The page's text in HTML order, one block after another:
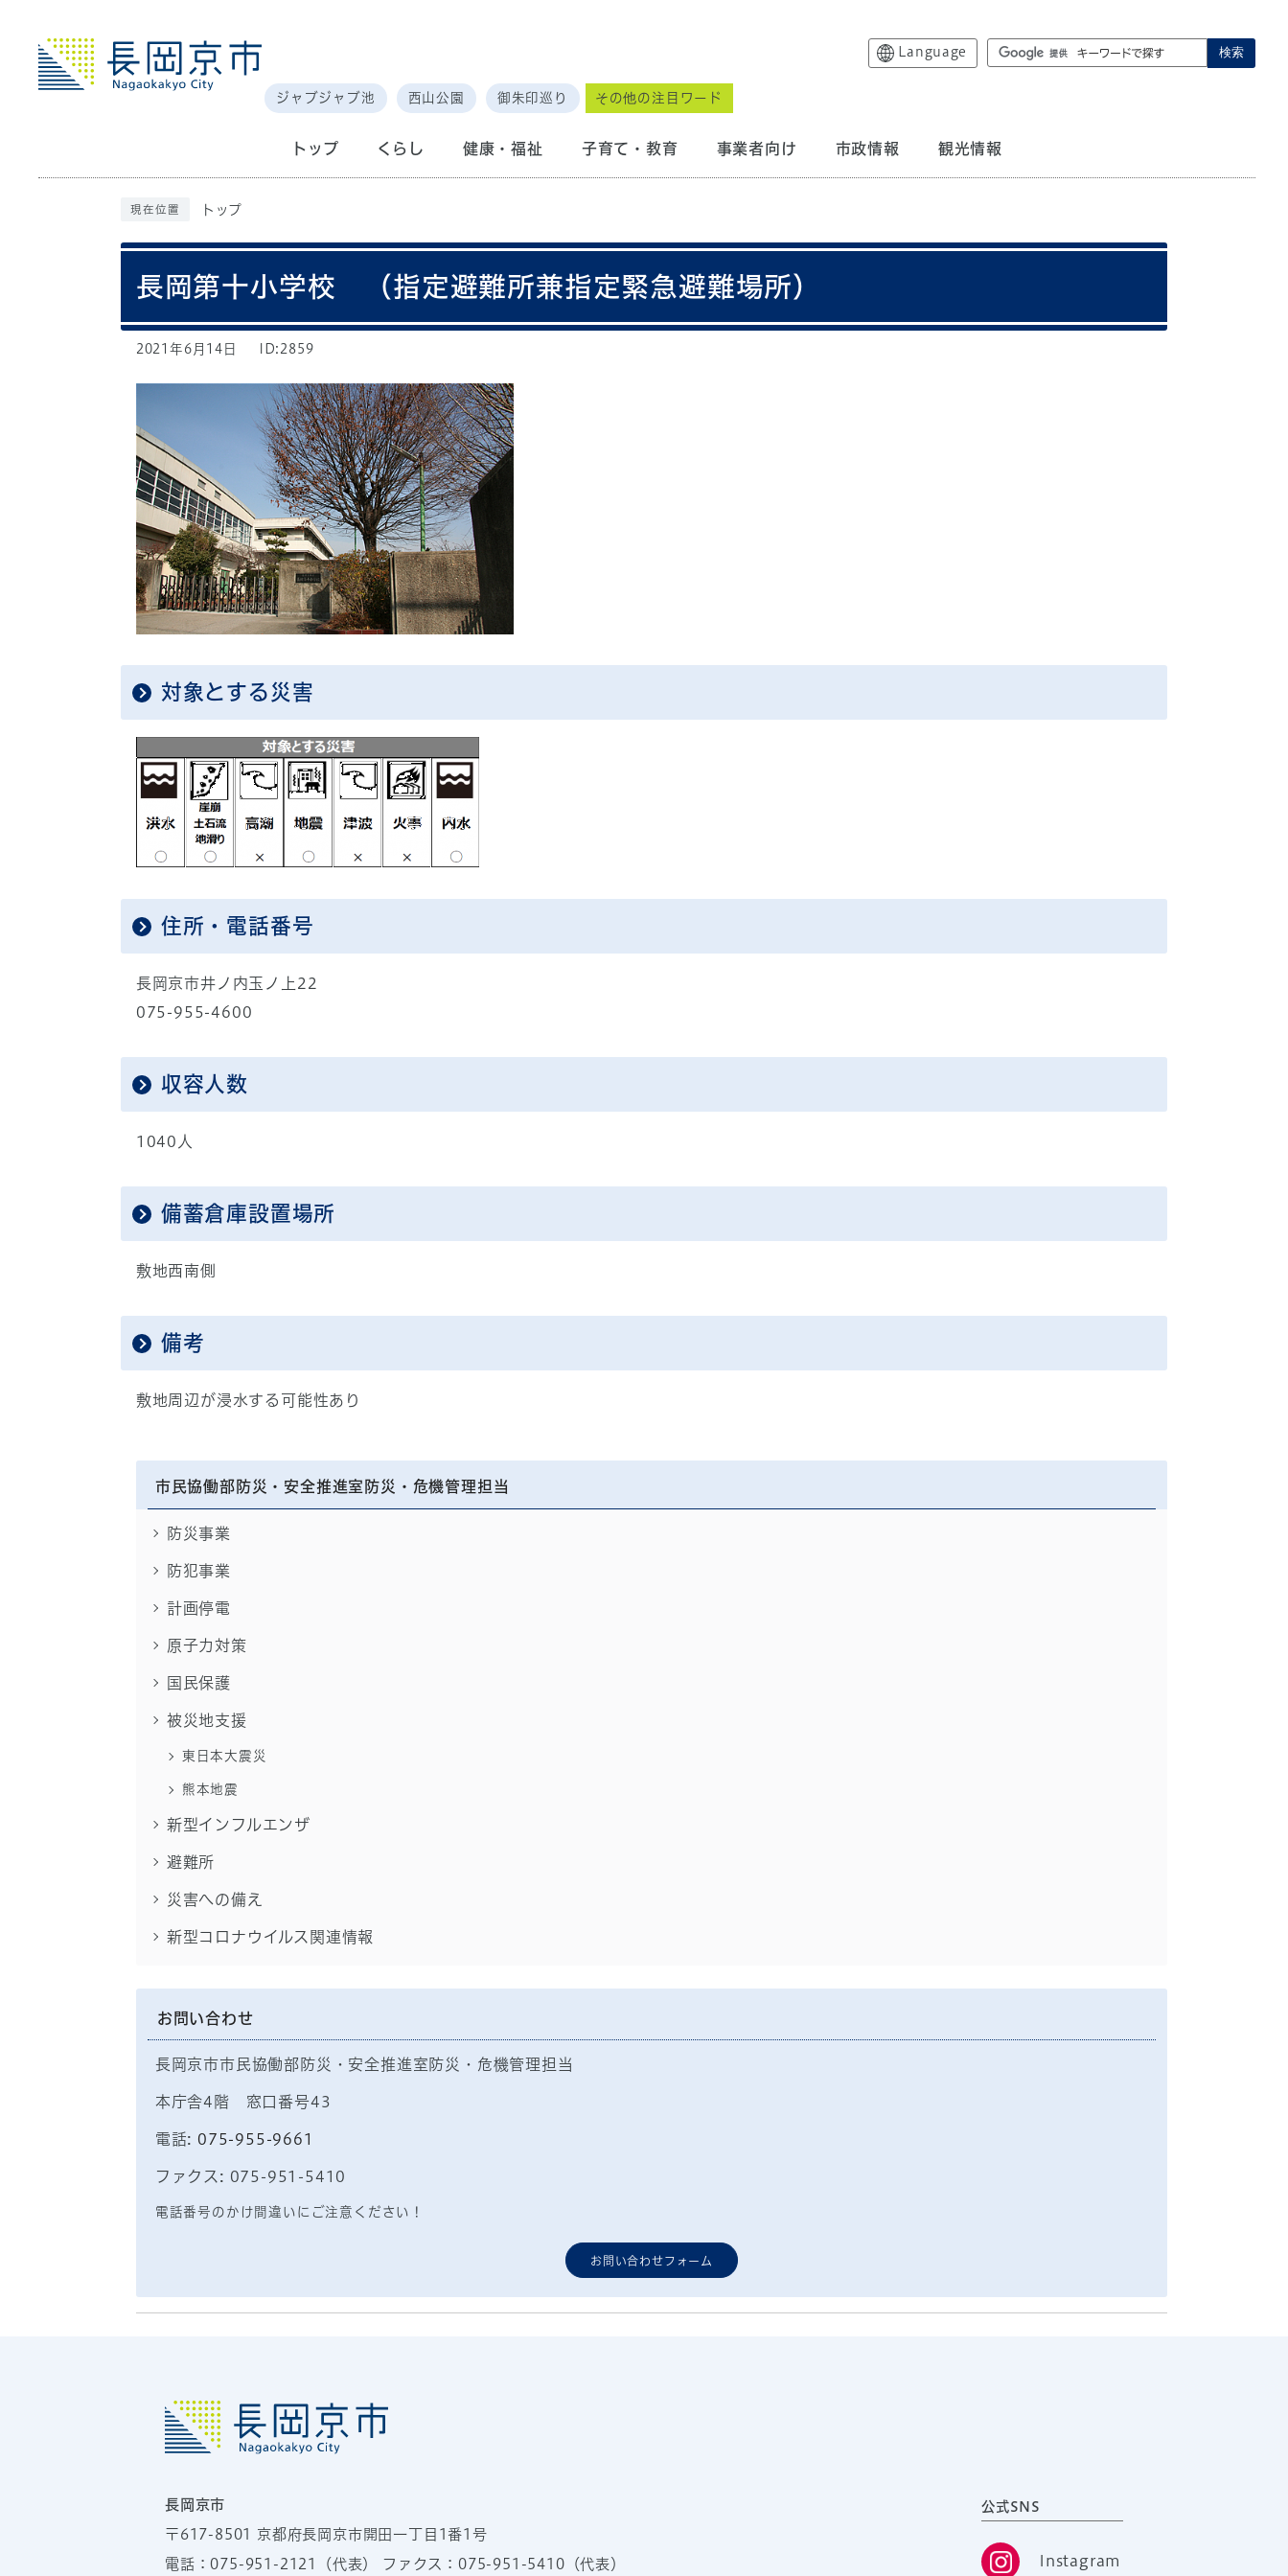
Language 検索
ジャブジャブ池 西山公園 御朱印巡り その他の注目ワード
トップ くらし 健康・福祉 子育て・教育 事業者向け 市政情報 観光情報
現在位置 トップ
長岡第十小学校 （指定避難所兼指定緊急避難場所）
2021年6月14日 ID:2859
対象とする災害
住所・電話番号
長岡京市井ノ内玉ノ上22
075-955-4600
収容人数
1040人
備蓄倉庫設置場所
敷地西南側
備考
敷地周辺が浸水する可能性あり
市民協働部防災・安全推進室防災・危機管理担当
防災事業
防犯事業
計画停電
原子力対策
国民保護
被災地支援
東日本大震災
熊本地震
新型インフルエンザ
避難所
災害への備え
新型コロナウイルス関連情報
お問い合わせ
長岡京市市民協働部防災・安全推進室防災・危機管理担当
本庁舎4階 窓口番号43
電話: 075-955-9661
ファクス: 075-951-5410
電話番号のかけ間違いにご注意ください！
お問い合わせフォーム
長岡京市
〒617-8501 京都府長岡京市開田一丁目1番1号
電話：075-951-2121 （代表） ファクス：075-951-5410（代表）
公式SNS
Instagram